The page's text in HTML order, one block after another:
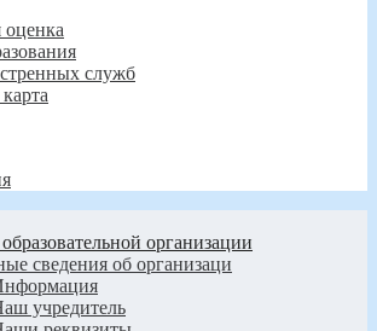
оценка
служб
организации
сведения об организаци
учредитель